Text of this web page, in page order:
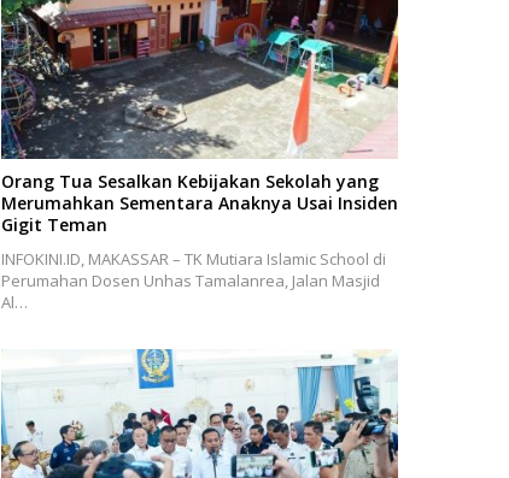
Orang Tua Sesalkan Kebijakan Sekolah yang
Merumahkan Sementara Anaknya Usai Insiden
Gigit Teman
INFOKINI.ID, MAKASSAR – TK Mutiara Islamic School di
Perumahan Dosen Unhas Tamalanrea, Jalan Masjid
Al…